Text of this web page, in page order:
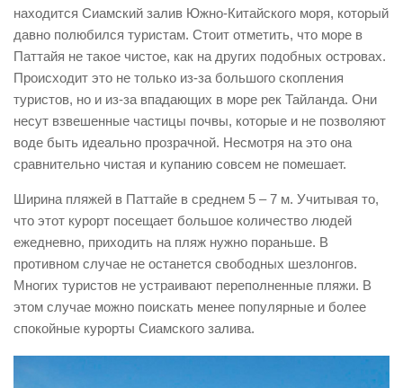
находится Сиамский залив Южно-Китайского моря, который
давно полюбился туристам. Стоит отметить, что море в
Паттайя не такое чистое, как на других подобных островах.
Происходит это не только из-за большого скопления
туристов, но и из-за впадающих в море рек Тайланда. Они
несут взвешенные частицы почвы, которые и не позволяют
воде быть идеально прозрачной. Несмотря на это она
сравнительно чистая и купанию совсем не помешает.
Ширина пляжей в Паттайе в среднем 5 – 7 м. Учитывая то,
что этот курорт посещает большое количество людей
ежедневно, приходить на пляж нужно пораньше. В
противном случае не останется свободных шезлонгов.
Многих туристов не устраивают переполненные пляжи. В
этом случае можно поискать менее популярные и более
спокойные курорты Сиамского залива.